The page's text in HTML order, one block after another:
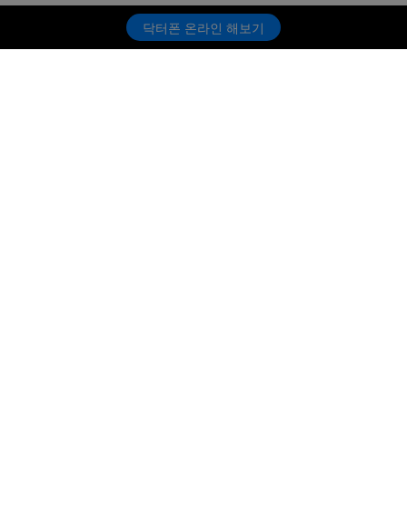
닥터폰 온라인 해보기